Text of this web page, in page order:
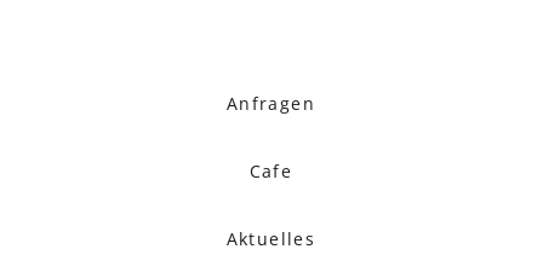
Anfragen
Cafe
Aktuelles